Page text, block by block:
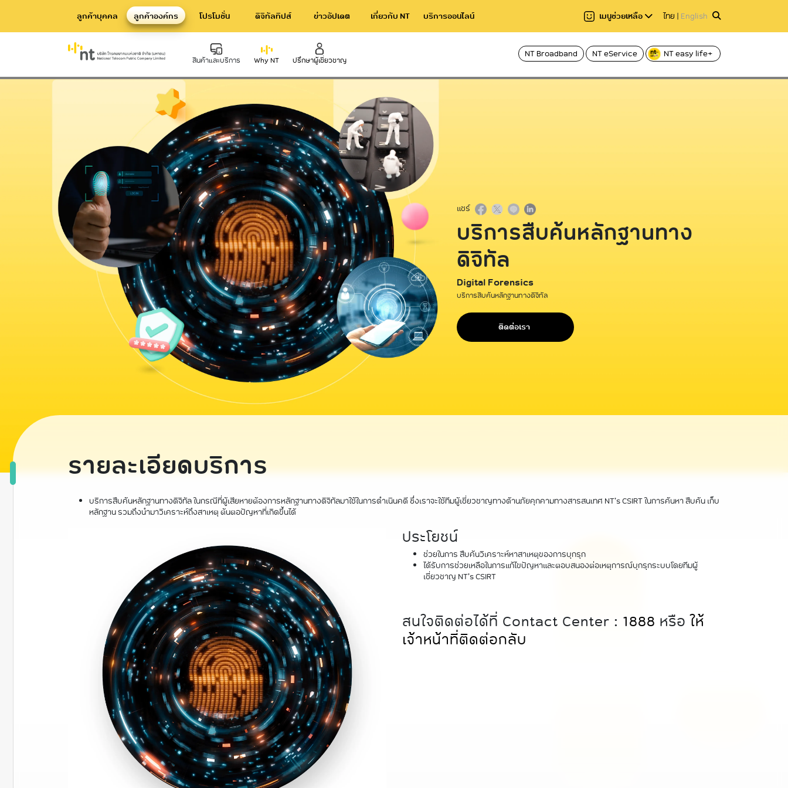
ลูกค้าบุคคล ลูกค้าองค์กร โปรโมชั่น ดิจิทัลทิปส์ ข่าวอัปเดต เกี่ยวกับ NT บริการออนไลน์ เมนูช่วยเหลือ ไทย | English
สินค้าและบริการ Why NT ปรึกษาผู้เชี่ยวชาญ
NT Broadband NT eService NT easy life+
Hard Infrastructure
บริการท่อร้อยสาย Communication
บริการเสาโทรคมนาคม
Telecommunication Tower
บริการ NT IIG
Datacom International Service
Broadband
NT Broadband บริการอินเทอร์เน็ตไฟเบอร์
ความเร็วสูง
NetPlay บริการกล่องทีวีออนไลน์
แชร์
บริการสืบค้นหลักฐานทาง
ดิจิทัล
Digital Forensics
บริการสืบค้นหลักฐานทางดิจิทัล
ติดต่อเรา
รายละเอียดบริการ
บริการสืบค้นหลักฐานทางดิจิทัล ในกรณีที่ผู้เสียหายต้องการหลักฐานทางดิจิทัลมาใช้ในการดำเนินคดี ซึ่งเราจะใช้ทีมผู้เชี่ยวชาญทางด้านภัยคุกคามทางสารสนเทศ NT’s CSIRT ในการค้นหา สืบค้น เก็บ
หลักฐาน รวมถึงนำมาวิเคราะห์ถึงสาเหตุ ต้นตอปัญหาที่เกิดขึ้นได้
ประโยชน์
ช่วยในการ สืบค้นวิเคราะห์หาสาเหตุของการบุกรุก
ได้รับการช่วยเหลือในการแก้ไขปัญหาและตอบสนองต่อเหตุการณ์บุกรุกระบบโดยทีมผู้
เชี่ยวชาญ NT’s CSIRT
สนใจติดต่อได้ที่ Contact Center : 1888 หรือให้
เจ้าหน้าที่ติดต่อกลับ
บริการสืบค้นหลักฐานทางดิจิทัล ใช้เวลาอ่าน 1 นาที อ่านให้ฟัง แชร์